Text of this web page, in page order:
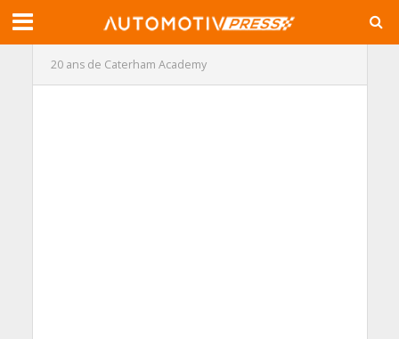
20 ans de Caterham Academy